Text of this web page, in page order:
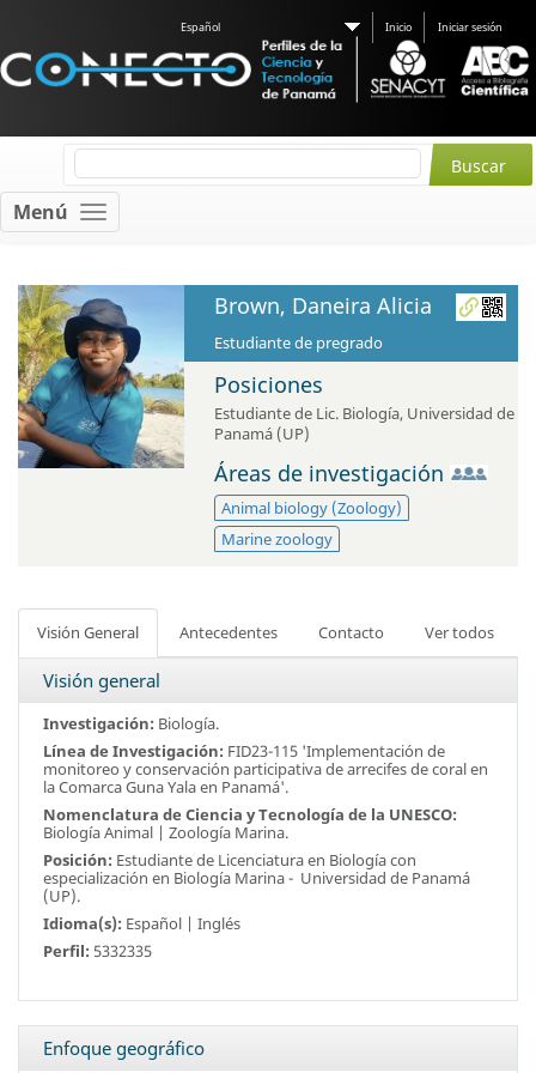
Español Inicio Iniciar sesión
Menú
Brown, Daneira Alicia
Estudiante de pregrado
Posiciones
Estudiante de Lic. Biología, Universidad de
Panamá (UP)
Áreas de investigación
Animal biology (Zoology)
Marine zoology
Visión General Antecedentes Contacto Ver todos
Visión general
Investigación: Biología.
Línea de Investigación: FID23-115 'Implementación de
monitoreo y conservación participativa de arrecifes de coral en
la Comarca Guna Yala en Panamá'.
Nomenclatura de Ciencia y Tecnología de la UNESCO:
Biología Animal | Zoología Marina.
Posición: Estudiante de Licenciatura en Biología con
especialización en Biología Marina - Universidad de Panamá
(UP).
Idioma(s): Español | Inglés
Perfil: 5332335
Enfoque geográfico